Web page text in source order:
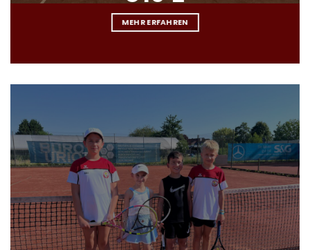
MEHR ERFAHREN